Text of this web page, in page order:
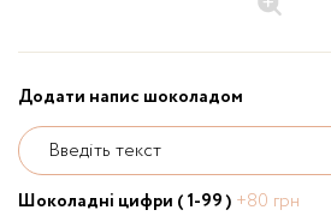
Додати напис шоколадом
Введіть текст
Шоколадні цифри ( 1-99 ) +80 грн